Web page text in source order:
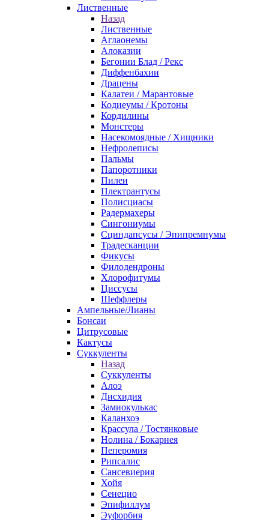
Лиственные
Назад
Лиственные
Аглаонемы
Алоказии
Бегонии Блад / Рекс
Диффенбахии
Драцены
Калатеи / Марантовые
Кодиеумы / Кротоны
Кордилины
Монстеры
Насекомоядные / Хищники
Нефролеписы
Пальмы
Папоротники
Пилеи
Плектрантусы
Полисциасы
Радермахеры
Сингониумы
Сциндапсусы / Эпипремнумы
Традесканции
Фикусы
Филодендроны
Хлорофитумы
Циссусы
Шеффлеры
Ампельные/Лианы
Бонсаи
Цитрусовые
Кактусы
Суккуленты
Назад
Суккуленты
Алоэ
Дисхидия
Замиокулькас
Каланхоэ
Крассула / Тостянковые
Нолина / Бокарнея
Пеперомия
Рипсалис
Сансевиерия
Хойя
Сенецио
Эпифиллум
Эуфорбия